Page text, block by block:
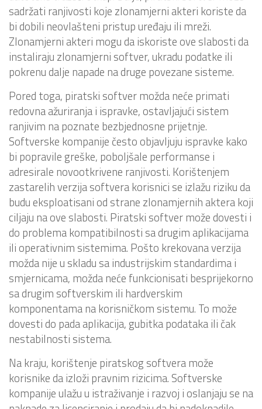
sadržati ranjivosti koje zlonamjerni akteri koriste da
bi dobili neovlašteni pristup uređaju ili mreži.
Zlonamjerni akteri mogu da iskoriste ove slabosti da
instaliraju zlonamjerni softver, ukradu podatke ili
pokrenu dalje napade na druge povezane sisteme.
Pored toga, piratski softver možda neće primati
redovna ažuriranja i ispravke, ostavljajući sistem
ranjivim na poznate bezbjednosne prijetnje.
Softverske kompanije često objavljuju ispravke kako
bi popravile greške, poboljšale performanse i
adresirale novootkrivene ranjivosti. Korištenjem
zastarelih verzija softvera korisnici se izlažu riziku da
budu eksploatisani od strane zlonamjernih aktera koji
ciljaju na ove slabosti. Piratski softver može dovesti i
do problema kompatibilnosti sa drugim aplikacijama
ili operativnim sistemima. Pošto krekovana verzija
možda nije u skladu sa industrijskim standardima i
smjernicama, možda neće funkcionisati besprijekorno
sa drugim softverskim ili hardverskim
komponentama na korisničkom sistemu. To može
dovesti do pada aplikacija, gubitka podataka ili čak
nestabilnosti sistema.
Na kraju, korištenje piratskog softvera može
korisnike da izloži pravnim rizicima. Softverske
kompanije ulažu u istraživanje i razvoj i oslanjaju se na